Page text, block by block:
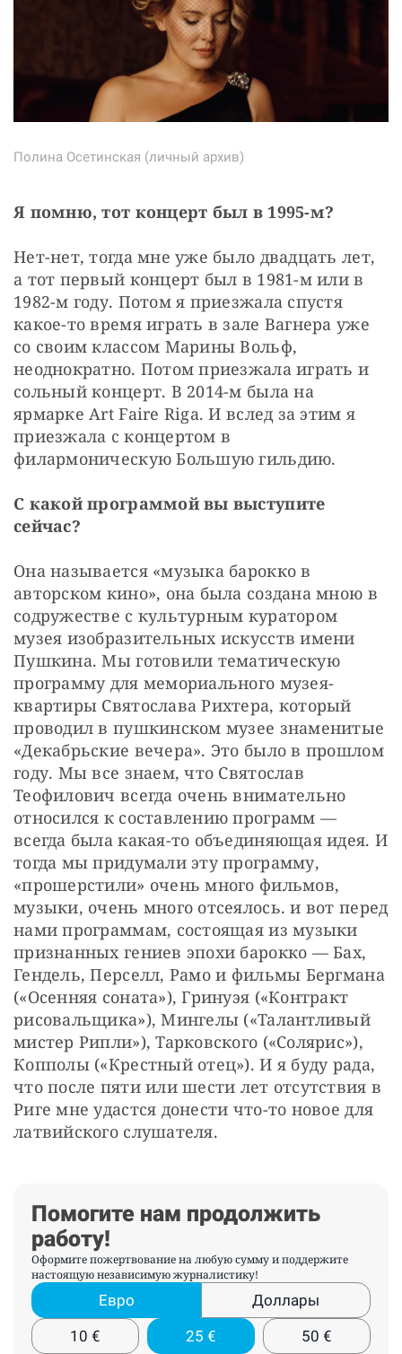
Полина Осетинская (личный архив)
Я помню, тот концерт был в 1995-м?
Нет-нет, тогда мне уже было двадцать лет,
а тот первый концерт был в 1981-м или в
1982-м году. Потом я приезжала спустя
какое-то время играть в зале Вагнера уже
со своим классом Марины Вольф,
неоднократно. Потом приезжала играть и
сольный концерт. В 2014-м была на
ярмарке Art Faire Riga. И вслед за этим я
приезжала с концертом в
филармоническую Большую гильдию.
С какой программой вы выступите
сейчас?
Она называется «музыка барокко в
авторском кино», она была создана мною в
содружестве с культурным куратором
музея изобразительных искусств имени
Пушкина. Мы готовили тематическую
программу для мемориального музея-
квартиры Святослава Рихтера, который
проводил в пушкинском музее знаменитые
«Декабрьские вечера». Это было в прошлом
году. Мы все знаем, что Святослав
Теофилович всегда очень внимательно
относился к составлению программ —
всегда была какая-то объединяющая идея. И
тогда мы придумали эту программу,
«прошерстили» очень много фильмов,
музыки, очень много отсеялось. и вот перед
нами программам, состоящая из музыки
признанных гениев эпохи барокко — Бах,
Гендель, Перселл, Рамо и фильмы Бергмана
(«Осенняя соната»), Гринуэя («Контракт
рисовальщика»), Мингелы («Талантливый
мистер Рипли»), Тарковского («Солярис»),
Копполы («Крестный отец»). И я буду рада,
что после пяти или шести лет отсутствия в
Риге мне удастся донести что-то новое для
латвийского слушателя.
Помогите нам продолжить
работу!
Оформите пожертвование на любую сумму и поддержите
настоящую независимую журналистику!
Евро
Доллары
10 € 25 € 50 €